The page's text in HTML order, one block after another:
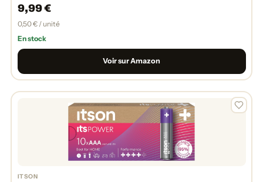
9,99 €
0,50 € / unité
En stock
Voir sur Amazon
ITSON